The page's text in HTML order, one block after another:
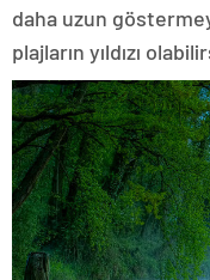
daha uzun
plajların yıldızı